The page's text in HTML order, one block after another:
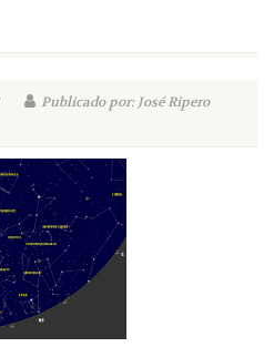
Publicado por: José Ripero